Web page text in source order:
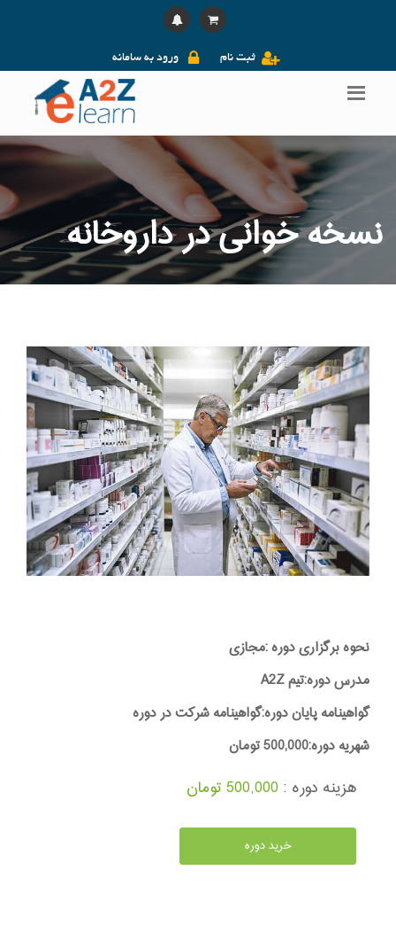
ورود به سامانه ثبت نام
نسخه خوانی در داروخانه
نحوه برگزاری دوره :مجازی
مدرس دوره:تیم A2Z
گواهینامه پایان دوره:گواهینامه شرکت در دوره
شهریه دوره:500,000 تومان
هزینه دوره : 500,000 تومان
خرید دوره